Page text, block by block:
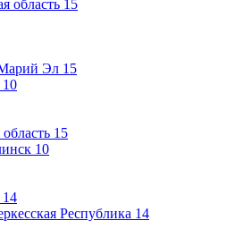
область 15
Эл 15
10
15
10
14
Республика 14